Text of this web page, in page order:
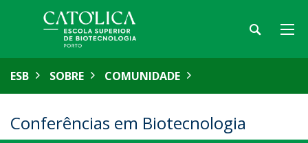
ESB SOBRE COMUNIDADE
Conferências em Biotecnologia